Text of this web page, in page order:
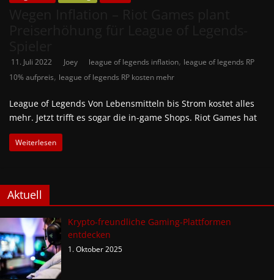
11. Juli 2022 Joey league of legends inflation, league of legends RP
10% aufpreis, league of legends RP kosten mehr
League of Legends Von Lebensmitteln bis Strom kostet alles
mehr. Jetzt trifft es sogar die in-game Shops. Riot Games hat
Weiterlesen
Aktuell
Krypto-freundliche Gaming-Plattformen
entdecken
1. Oktober 2025